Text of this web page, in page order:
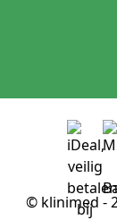
© klinimed -